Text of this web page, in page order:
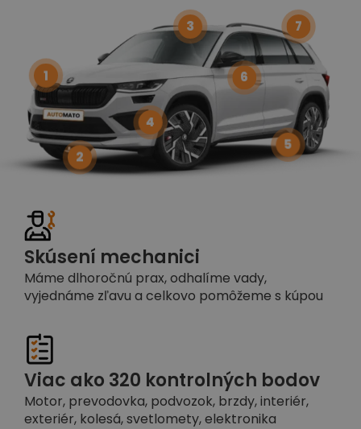
Skúsení mechanici
Máme dlhoročnú prax, odhalíme vady,
vyjednáme zľavu a celkovo pomôžeme s kúpou
Viac ako 320 kontrolných bodov
Motor, prevodovka, podvozok, brzdy, interiér,
exteriér, kolesá, svetlomety, elektronika
1
2
3
4
5
6
7